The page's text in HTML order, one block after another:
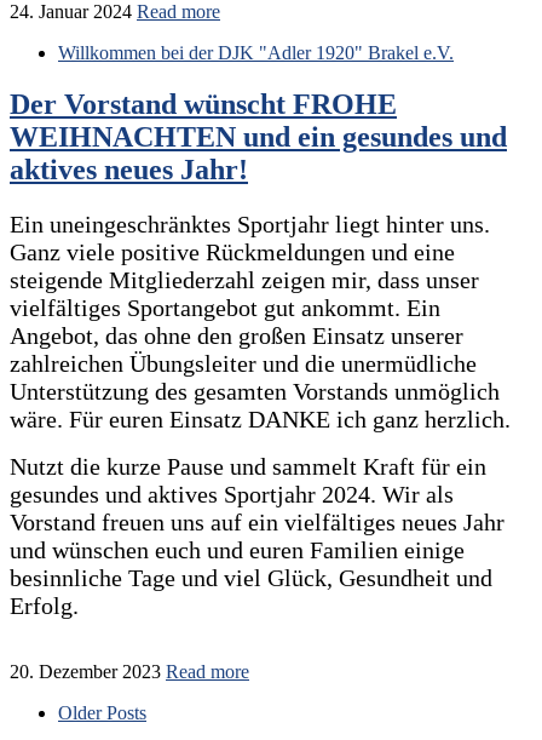
24. Januar 2024 Read more
Willkommen bei der DJK "Adler 1920" Brakel e.V.
Der Vorstand wünscht FROHE
WEIHNACHTEN und ein gesundes und
aktives neues Jahr!
Ein uneingeschränktes Sportjahr liegt hinter uns.
Ganz viele positive Rückmeldungen und eine
steigende Mitgliederzahl zeigen mir, dass unser
vielfältiges Sportangebot gut ankommt. Ein
Angebot, das ohne den großen Einsatz unserer
zahlreichen Übungsleiter und die unermüdliche
Unterstützung des gesamten Vorstands unmöglich
wäre. Für euren Einsatz DANKE ich ganz herzlich.
Nutzt die kurze Pause und sammelt Kraft für ein
gesundes und aktives Sportjahr 2024. Wir als
Vorstand freuen uns auf ein vielfältiges neues Jahr
und wünschen euch und euren Familien einige
besinnliche Tage und viel Glück, Gesundheit und
Erfolg.
20. Dezember 2023 Read more
Older Posts